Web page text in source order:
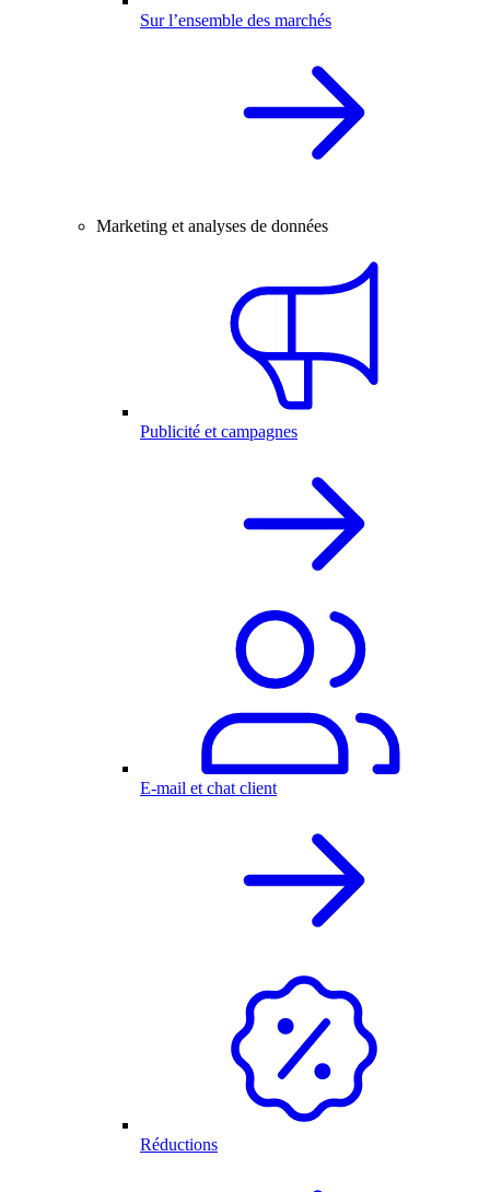
Sur l’ensemble des marchés
Marketing et analyses de données
Publicité et campagnes
E-mail et chat client
Réductions